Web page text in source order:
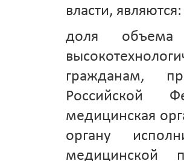
власти, являются:
доля объема
гражданам,
Российской
медицинская
органу
медицинской